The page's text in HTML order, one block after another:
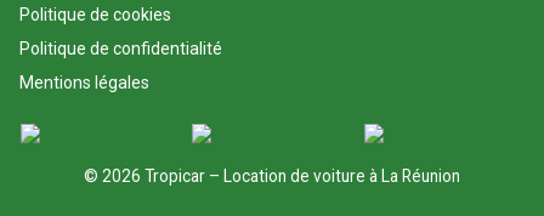
Politique de cookies
Politique de confidentialité
Mentions légales
© 2026 Tropicar – Location de voiture à La Réunion